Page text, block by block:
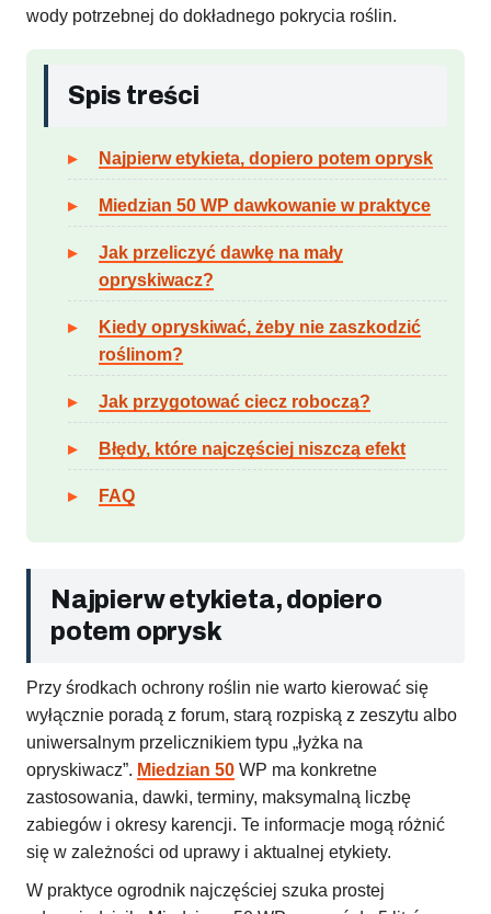
wody potrzebnej do dokładnego pokrycia roślin.
Spis treści
Najpierw etykieta, dopiero potem oprysk
Miedzian 50 WP dawkowanie w praktyce
Jak przeliczyć dawkę na mały
opryskiwacz?
Kiedy opryskiwać, żeby nie zaszkodzić
roślinom?
Jak przygotować ciecz roboczą?
Błędy, które najczęściej niszczą efekt
FAQ
Najpierw etykieta, dopiero
potem oprysk
Przy środkach ochrony roślin nie warto kierować się
wyłącznie poradą z forum, starą rozpiską z zeszytu albo
uniwersalnym przelicznikiem typu „łyżka na
opryskiwacz”. Miedzian 50 WP ma konkretne
zastosowania, dawki, terminy, maksymalną liczbę
zabiegów i okresy karencji. Te informacje mogą różnić
się w zależności od uprawy i aktualnej etykiety.
W praktyce ogrodnik najczęściej szuka prostej